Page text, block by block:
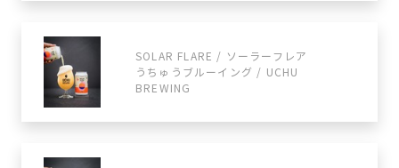
SOLAR FLARE / ソーラーフレア
うちゅうブルーイング / UCHU
BREWING